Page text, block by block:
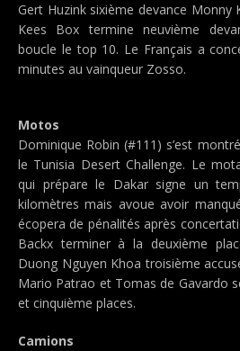
Gert Huzink sixième devance Monny
Kees Box termine neuvième
boucle le top 10. Le Français a
minutes au vainqueur Zosso.
Motos
Dominique Robin (#111) s’est
le Tunisia Desert Challenge. Le
qui prépare le Dakar signe un
kilomètres mais avoue avoir
écopera de pénalités après
Backx terminer à la deuxième
Duong Nguyen Khoa troisième
Mario Patrao et Tomas de Gavardo
et cinquième places.
Camions